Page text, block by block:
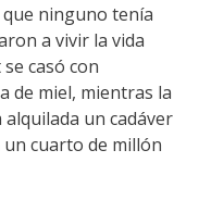
que ninguno tenía
a vivir la vida
casó con
de miel, mientras la
alquilada un cadáver
cuarto de millón